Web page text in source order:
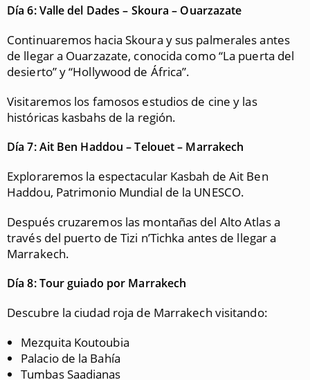
Día 6: Valle del Dades – Skoura – Ouarzazate
Continuaremos hacia Skoura y sus palmerales antes
de llegar a Ouarzazate, conocida como “La puerta del
desierto” y “Hollywood de África”.
Visitaremos los famosos estudios de cine y las
históricas kasbahs de la región.
Día 7: Ait Ben Haddou – Telouet – Marrakech
Exploraremos la espectacular Kasbah de Ait Ben
Haddou, Patrimonio Mundial de la UNESCO.
Después cruzaremos las montañas del Alto Atlas a
través del puerto de Tizi n’Tichka antes de llegar a
Marrakech.
Día 8: Tour guiado por Marrakech
Descubre la ciudad roja de Marrakech visitando:
Mezquita Koutoubia
Palacio de la Bahía
Tumbas Saadianas